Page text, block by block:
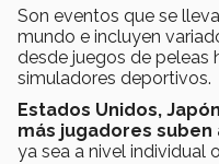
Son eventos que se
mundo e incluyen
desde juegos de peleas
simuladores deportivos.
Estados Unidos,
más jugadores
ya sea a nivel individual